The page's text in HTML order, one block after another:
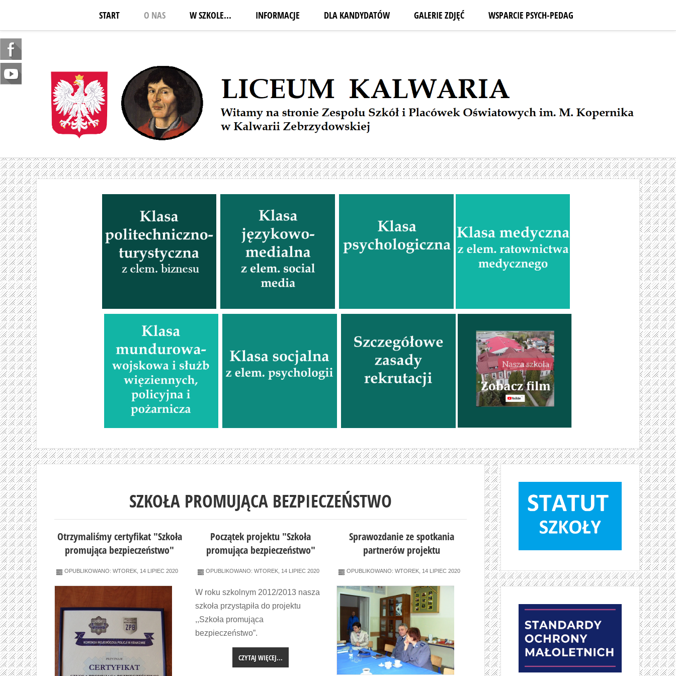
START O NAS W SZKOLE... INFORMACJE DLA KANDYDATÓW GALERIE ZDJĘĆ WSPARCIE PSYCH-PEDAG
SZKOŁA PROMUJĄCA BEZPIECZEŃSTWO
Otrzymaliśmy certyfikat "Szkoła
promująca bezpieczeństwo"
OPUBLIKOWANO: WTOREK, 14 LIPIEC 2020
Początek projektu "Szkoła
promująca bezpieczeństwo"
OPUBLIKOWANO: WTOREK, 14 LIPIEC 2020
W roku szkolnym 2012/2013 nasza
szkoła przystąpiła do projektu
,,Szkoła promująca
bezpieczeństwo”.
CZYTAJ WIĘCEJ...
Sprawozdanie ze spotkania
partnerów projektu
OPUBLIKOWANO: WTOREK, 14 LIPIEC 2020